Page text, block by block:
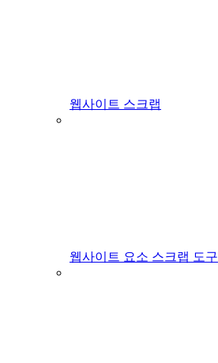
웹사이트 스크랩
웹사이트 요소 스크랩 도구